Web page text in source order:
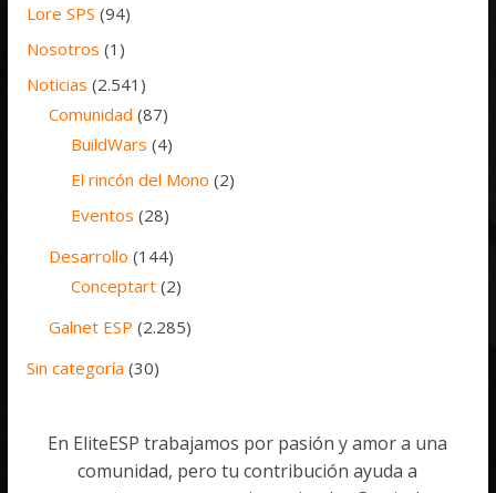
Lore SPS (94)
Nosotros (1)
Noticias (2.541)
Comunidad (87)
BuildWars (4)
El rincón del Mono (2)
Eventos (28)
Desarrollo (144)
Conceptart (2)
Galnet ESP (2.285)
Sin categoría (30)
En EliteESP trabajamos por pasión y amor a una
comunidad, pero tu contribución ayuda a